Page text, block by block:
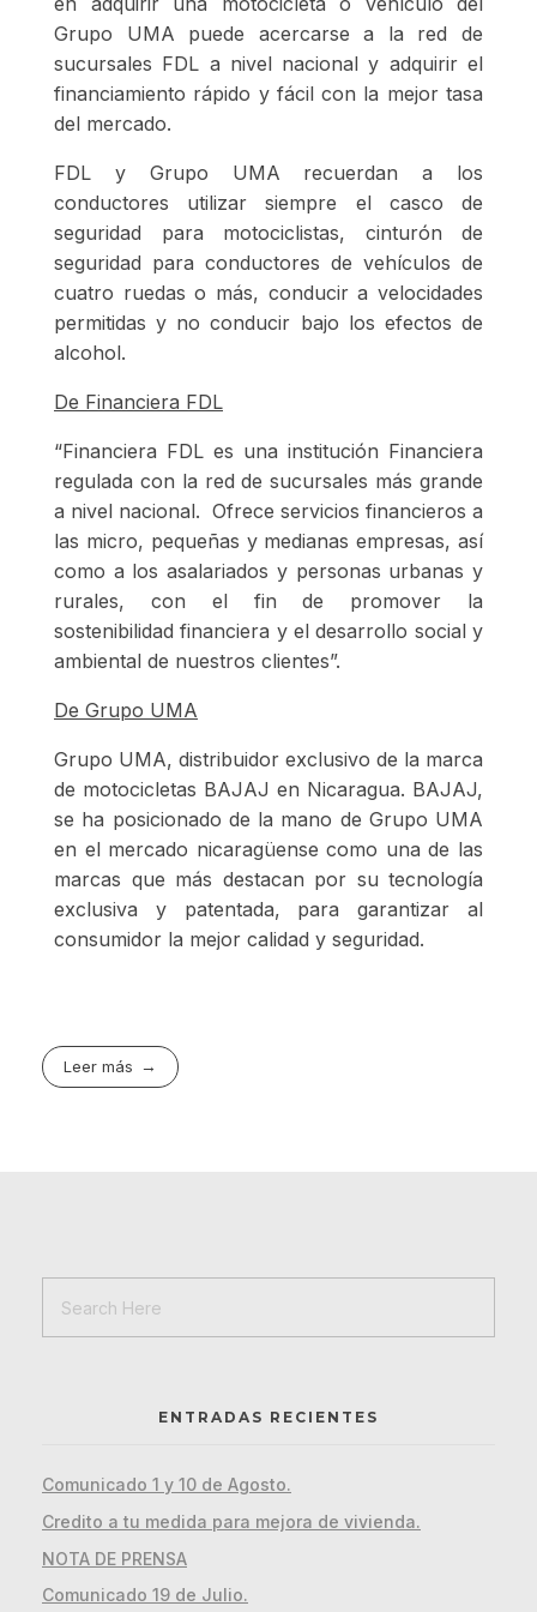
Grupo UMA puede acercarse a la red de
sucursales FDL a nivel nacional y adquirir el
financiamiento rápido y fácil con la mejor tasa
del mercado.
FDL y Grupo UMA recuerdan a los
conductores utilizar siempre el casco de
seguridad para motociclistas, cinturón de
seguridad para conductores de vehículos de
cuatro ruedas o más, conducir a velocidades
permitidas y no conducir bajo los efectos de
alcohol.
De Financiera FDL
“Financiera FDL es una institución Financiera
regulada con la red de sucursales más grande
a nivel nacional. Ofrece servicios financieros a
las micro, pequeñas y medianas empresas, así
como a los asalariados y personas urbanas y
rurales, con el fin de promover la
sostenibilidad financiera y el desarrollo social y
ambiental de nuestros clientes”.
De Grupo UMA
Grupo UMA, distribuidor exclusivo de la marca
de motocicletas BAJAJ en Nicaragua. BAJAJ,
se ha posicionado de la mano de Grupo UMA
en el mercado nicaragüense como una de las
marcas que más destacan por su tecnología
exclusiva y patentada, para garantizar al
consumidor la mejor calidad y seguridad.
Leer más
ENTRADAS RECIENTES
Comunicado 1 y 10 de Agosto.
Credito a tu medida para mejora de vivienda.
NOTA DE PRENSA
Comunicado 19 de Julio.